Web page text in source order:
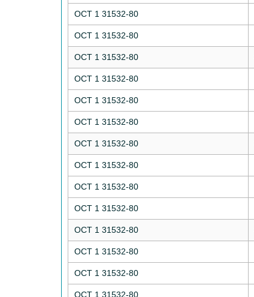
ОСТ 1 31532-80
ОСТ 1 31532-80
ОСТ 1 31532-80
ОСТ 1 31532-80
ОСТ 1 31532-80
ОСТ 1 31532-80
ОСТ 1 31532-80
ОСТ 1 31532-80
ОСТ 1 31532-80
ОСТ 1 31532-80
ОСТ 1 31532-80
ОСТ 1 31532-80
ОСТ 1 31532-80
ОСТ 1 31532-80